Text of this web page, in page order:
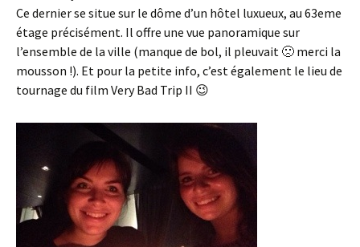
Ce dernier se situe sur le dôme d’un hôtel luxueux, au 63eme
étage précisément. Il offre une vue panoramique sur
l’ensemble de la ville (manque de bol, il pleuvait 🙁 merci la
mousson !). Et pour la petite info, c’est également le lieu de
tournage du film Very Bad Trip II 😉